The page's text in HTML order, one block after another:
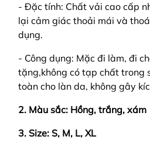
- Đặc tính: Chất vải cao cấp
lại cảm giác thoải mái và
dụng.
- Công dụng: Mặc đi làm, đi
tặng,không có tạp chất trong
toàn cho làn da, không gây
2. Màu sắc: Hồng, trắng, xám
3. Size: S, M, L, XL